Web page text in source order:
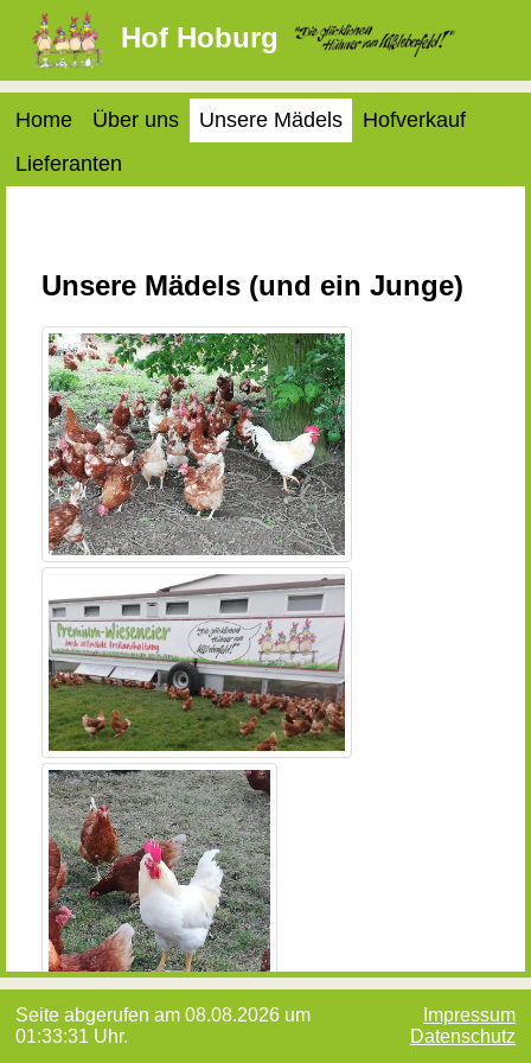
Hof Hoburg
Home Über uns Unsere Mädels
Hofverkauf
Lieferanten
Unsere Mädels (und ein Junge)
Seite abgerufen am 08.08.2026 um
01:33:31 Uhr.
Impressum
Datenschutz